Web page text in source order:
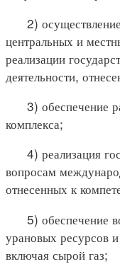
2) осуществление
центральных и
реализации
деятельности,
3) обеспечение
комплекса;
4) реализация
вопросам
отнесенных к
5) обеспечение
урановых ресурсов
включая сырой газ;